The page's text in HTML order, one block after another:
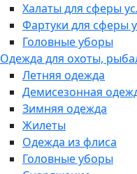
Халаты для сферы
Фартуки для сферы
Головные уборы
Одежда для охоты,
Летняя одежда
Демисезонная
Зимняя одежда
Жилеты
Одежда из флиса
Головные уборы